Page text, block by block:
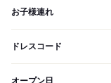
お子様連れ
ドレスコード